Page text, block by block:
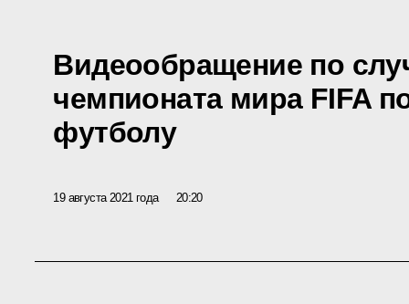
Видеообращение по
чемпионата мира FIFA
футболу
19 августа 2021 года 20:20